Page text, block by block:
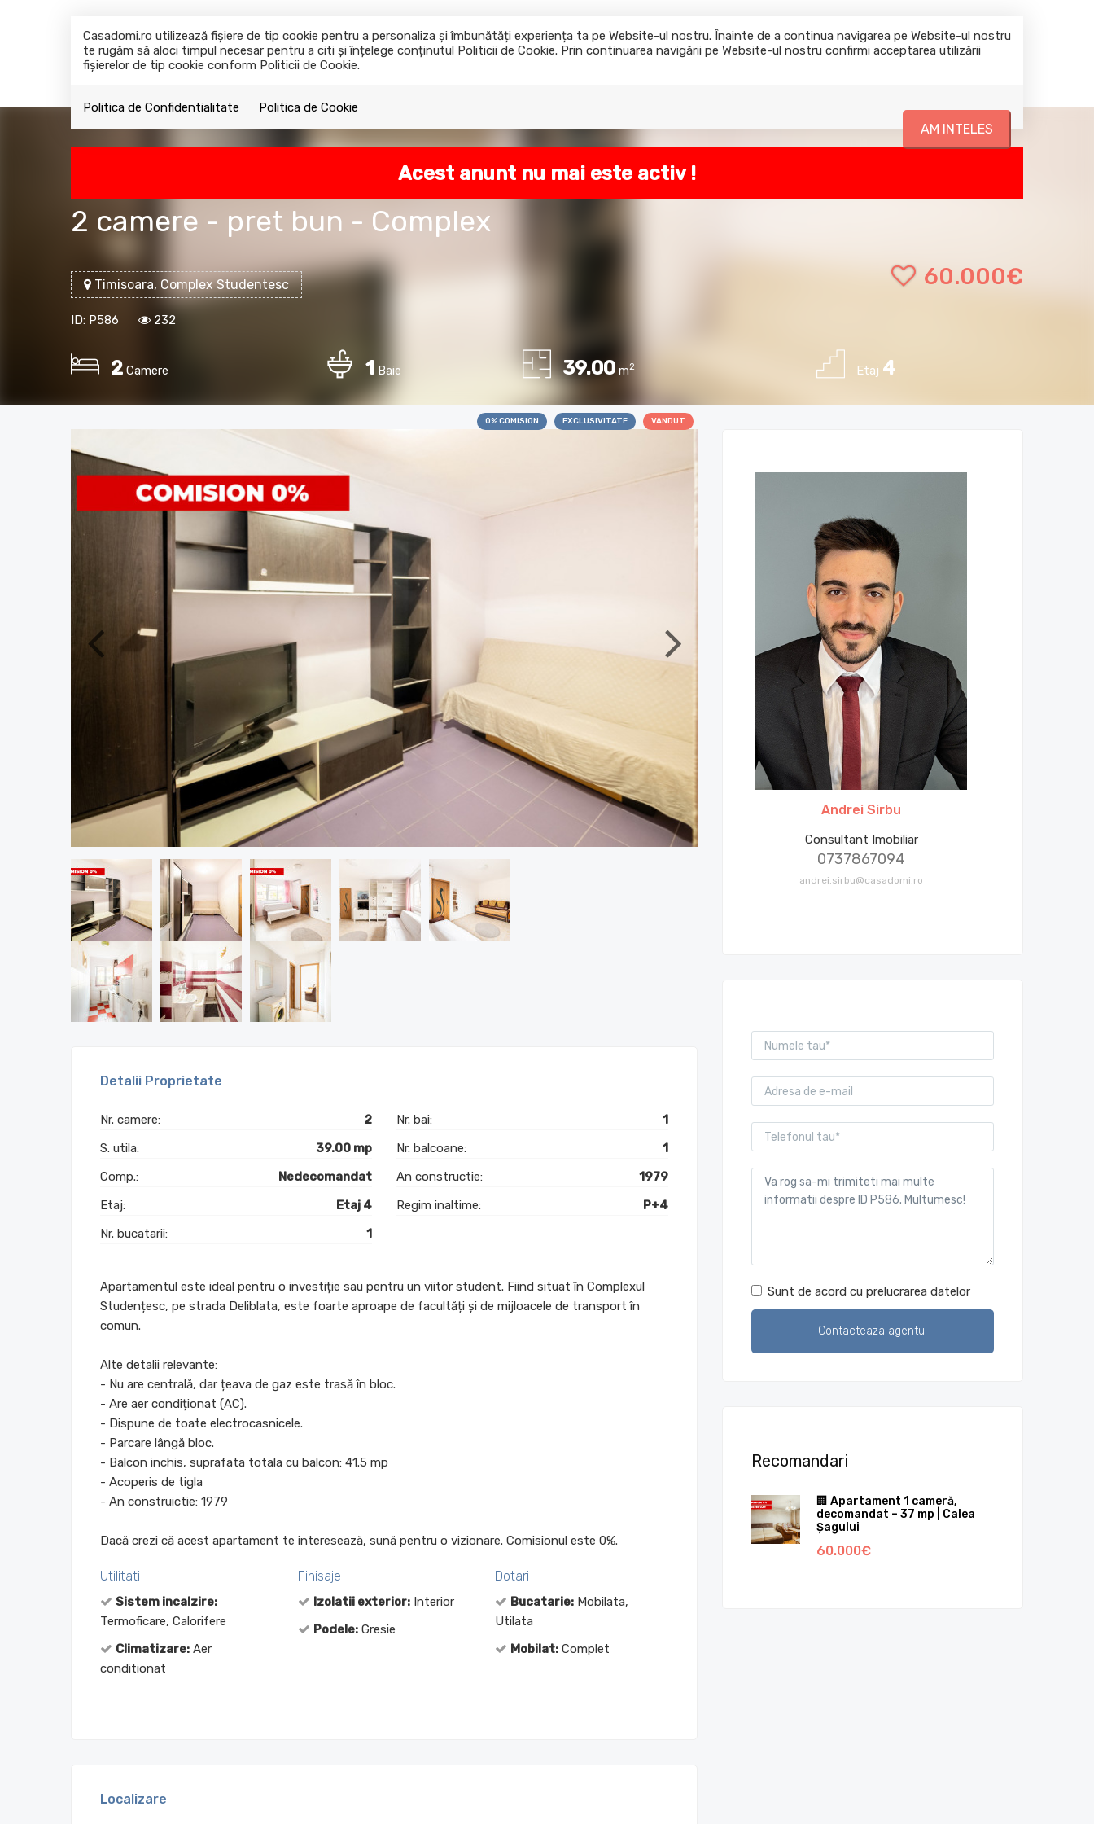
Casadomi.ro utilizează fişiere de tip cookie pentru a personaliza și îmbunătăți experiența ta pe Website-ul nostru. Înainte de a continua navigarea pe Website-ul nostru
te rugăm să aloci timpul necesar pentru a citi și înțelege conținutul Politicii de Cookie. Prin continuarea navigării pe Website-ul nostru confirmi acceptarea utilizării
fişierelor de tip cookie conform Politicii de Cookie.
Politica de Confidentialitate Politica de Cookie
AM INTELES
0722644045 office@casadomi.ro
Acest anunt nu mai este activ !
2 camere - pret bun - Complex
Timisoara, Complex Studentesc 60.000€
ID: P586 232
2 Camere 1 Baie 39.00 m2 Etaj 4
0% COMISION EXCLUSIVITATE VANDUT
Detalii Proprietate
Nr. camere:
2
S. utila:
39.00 mp
Comp.:
Nedecomandat
Etaj:
Etaj 4
Nr. bucatarii:
1
Nr. bai:
1
Nr. balcoane:
1
An constructie:
1979
Regim inaltime:
P+4
Apartamentul este ideal pentru o investiție sau pentru un viitor student. Fiind situat în Complexul
Studențesc, pe strada Deliblata, este foarte aproape de facultăți și de mijloacele de transport în
comun.
Alte detalii relevante:
- Nu are centrală, dar țeava de gaz este trasă în bloc.
- Are aer condiționat (AC).
- Dispune de toate electrocasnicele.
- Parcare lângă bloc.
- Balcon inchis, suprafata totala cu balcon: 41.5 mp
- Acoperis de tigla
- An construictie: 1979
Dacă crezi că acest apartament te interesează, sună pentru o vizionare. Comisionul este 0%.
Utilitati
Sistem incalzire:
Termoficare, Calorifere
Climatizare: Aer
conditionat
Finisaje
Izolatii exterior:Interior
Podele:Gresie
Dotari
Bucatarie: Mobilata,
Utilata
Mobilat: Complet
Localizare
Andrei Sirbu
Consultant Imobiliar
0737867094
andrei.sirbu@casadomi.ro
Sunt de acord cu prelucrarea datelor
Recomandari
🏢 Apartament 1 cameră,
decomandat – 37 mp | Calea
Șagului
60.000€